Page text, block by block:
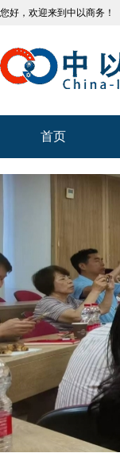
您好，欢迎来到中以商务！
首页